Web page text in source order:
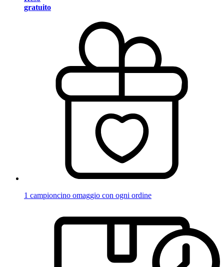
gratuito
1 campioncino omaggio con ogni ordine